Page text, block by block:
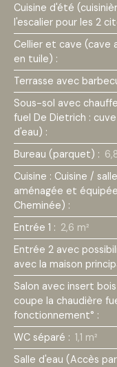
Cuisine d'été
l'escalier pour les 2
Cellier et cave (cave
en tuile) :
Terrasse avec
Sous-sol avec
fuel De Dietrich :
d'eau) :
Bureau (parquet) :
Cuisine : Cuisine /
aménagée et
Cheminée) :
Entrée 1 : 2,6 m²
Entrée 2 avec
avec la maison
Salon avec insert
coupe la chaudière
fonctionnement° :
WC séparé : 1,1 m²
Salle d'eau (Accès